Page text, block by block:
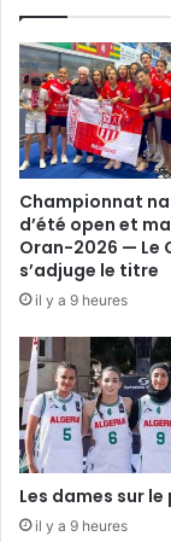
Championnat
d’été open et
Oran-2026 — Le
s’adjuge le titre
il y a 9 heures
Les dames sur
il y a 9 heures